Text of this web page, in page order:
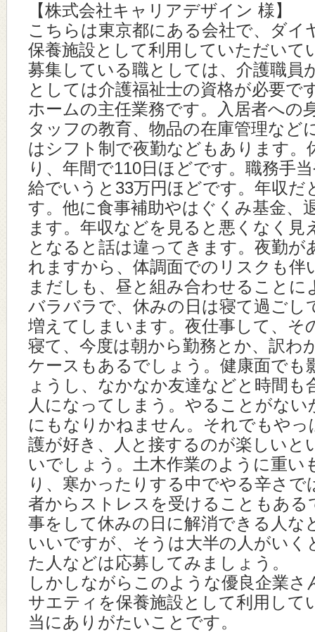
【株式会社キャリアデザイン 様】
こちらは東京都にある会社で、ダ
保養施設として利用していただいて
募集している職としては、介護職員
としては介護福祉士の資格が必要で
ホームの主任業務です。入居者への
タッフの教育、物品の在庫管理など
はシフト制で夜勤などもあります。
り、年間で110日ほどです。職務手
給でいうと33万円ほどです。年収だ
す。他に食事補助やはぐくみ基金、
ます。年収などを見ると悪くなく見
となると話は違ってきます。夜勤が
れますから、体調面でのリスクも伴
まだしも、昼と組み合わせること
バラバラで、休みの日は寝て過ごし
増えてしまいます。夜仕事して、そ
寝て、今度は朝から勤務とか、訳わ
ケースもあるでしょう。健康面でも
ょうし、なかなか友達などと時間も
人になってしまう。やることがな
にもなりかねません。それでもや
護が好き、人と接するのが楽しいと
いでしょう。土木作業のように重い
り、寒かったりする中でやる辛さ
者からストレスを受けることもある
事をして休みの日に解消できる人な
いいですが、そうは大半の人がいく
た人などは応募してみましょう。
しかしながらこのような優良企業
サエティを保養施設として利用して
当にありがたいことです。